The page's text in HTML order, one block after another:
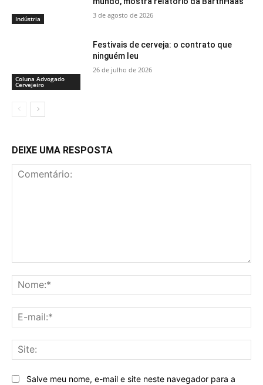
Indústria 3 de agosto de 2026
Coluna Advogado
Cervejeiro
Festivais de cerveja: o contrato que
ninguém leu
26 de julho de 2026
DEIXE UMA RESPOSTA
Salve meu nome, e-mail e site neste navegador para a